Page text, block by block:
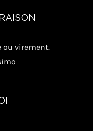
ou virement.